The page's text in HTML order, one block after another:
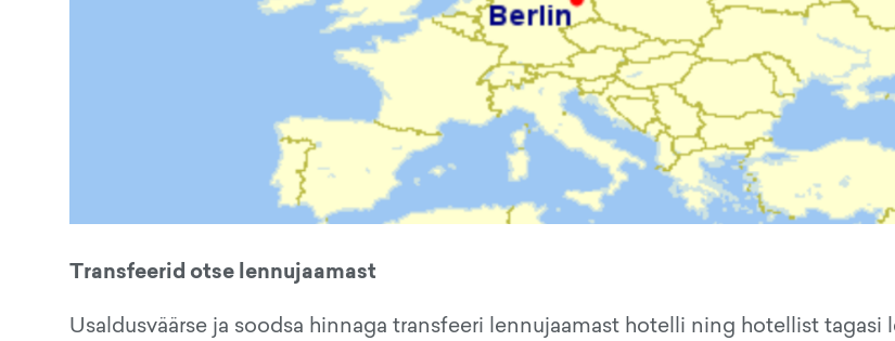
Transfeerid otse lennujaamast
Usaldusväärse ja soodsa hinnaga transfeeri lennujaamast hotelli ning hotellist tagasi